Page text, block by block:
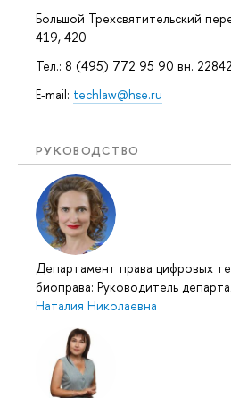
Большой Трехсвятительский
419, 420
Тел.: 8 (495) 772 95 90 вн.
E-mail: techlaw@hse.ru
РУКОВОДСТВО
Департамент права цифровых
биоправа: Руководитель
Наталия Николаевна